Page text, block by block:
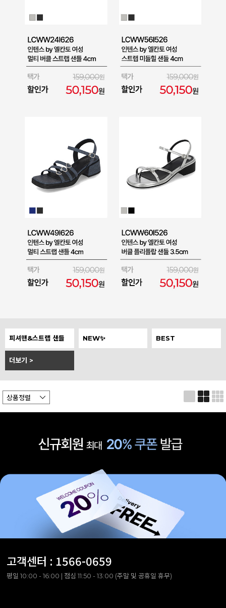
피셔맨&스트랩 샌들 NEW✨ BEST
고객센터 : 1566-0659
평일 10:00 - 16:00 | 점심 11:50 - 13:00 (주말 및 공휴일 휴무)